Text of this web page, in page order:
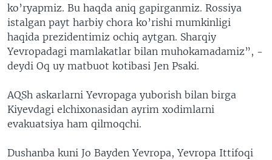
ko’ryapmiz. Bu haqda aniq gapirganmiz. Rossiya
istalgan payt harbiy chora ko’rishi mumkinligi
haqida prezidentimiz ochiq aytgan. Sharqiy
Yevropadagi mamlakatlar bilan muhokamadamiz”, -
deydi Oq uy matbuot kotibasi Jen Psaki.
AQSh askarlarni Yevropaga yuborish bilan birga
Kiyevdagi elchixonasidan ayrim xodimlarni
evakuatsiya ham qilmoqchi.
Dushanba kuni Jo Bayden Yevropa, Yevropa Ittifoqi